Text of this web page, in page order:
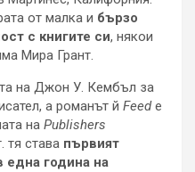
от малка и бързо
с книгите си, някои
Мира Грант.
на Джон У. Кембъл за
а романът й Feedе
на Publishers
тя става първият
една година на